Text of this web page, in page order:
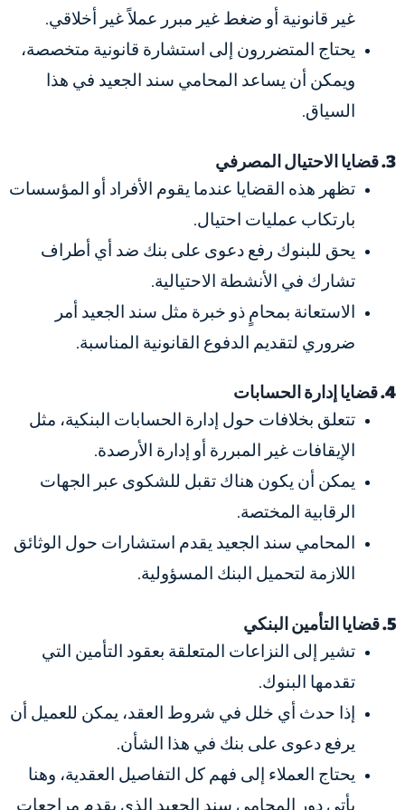
غير قانونية أو ضغط غير مبرر عملاً غير أخلاقي.
يحتاج المتضررون إلى استشارة قانونية متخصصة،
ويمكن أن يساعد المحامي سند الجعيد في هذا
السياق.
3. قضايا الاحتيال المصرفي
تظهر هذه القضايا عندما يقوم الأفراد أو المؤسسات
بارتكاب عمليات احتيال.
يحق للبنوك رفع دعوى على بنك ضد أي أطراف
تشارك في الأنشطة الاحتيالية.
الاستعانة بمحامٍ ذو خبرة مثل سند الجعيد أمر
ضروري لتقديم الدفوع القانونية المناسبة.
4. قضايا إدارة الحسابات
تتعلق بخلافات حول إدارة الحسابات البنكية، مثل
الإيقافات غير المبررة أو إدارة الأرصدة.
يمكن أن يكون هناك تقبل للشكوى عبر الجهات
الرقابية المختصة.
المحامي سند الجعيد يقدم استشارات حول الوثائق
اللازمة لتحميل البنك المسؤولية.
5. قضايا التأمين البنكي
تشير إلى النزاعات المتعلقة بعقود التأمين التي
تقدمها البنوك.
إذا حدث أي خلل في شروط العقد، يمكن للعميل أن
يرفع دعوى على بنك في هذا الشأن.
يحتاج العملاء إلى فهم كل التفاصيل العقدية، وهنا
يأتي دور المحامي سند الجعيد الذي يقدم مراجعات